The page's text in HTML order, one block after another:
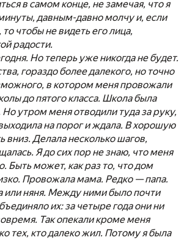
в самом конце, не замечая, что я
давным-давно молчу и, если
чтобы не видеть его лица,
радости.
Но теперь уже никогда не будет.
гораздо более далекого, но точно
в котором меня провожали
до пятого класса. Школа была
утром меня отводили туда за руку,
на порог и ждала. В хорошую
вниз. Делала несколько шагов,
Я до сих пор не знаю, что меня
Быть может, как раз то, что дом
Провожала мама. Редко — папа.
или няня. Между ними было почти
их: за четыре года они ни
Так опекали кроме меня
тех, кто далеко жил. Потому я была